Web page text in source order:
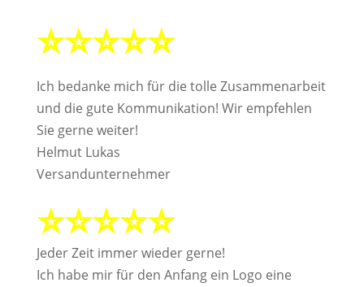
⭐⭐⭐⭐⭐
Ich bedanke mich für die tolle Zusammenarbeit
und die gute Kommunikation! Wir empfehlen
Sie gerne weiter!
Helmut Lukas
Versandunternehmer
⭐⭐⭐⭐⭐
Jeder Zeit immer wieder gerne!
Ich habe mir für den Anfang ein Logo eine